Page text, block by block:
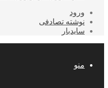
ورود
نوشته تصادفی
سایدبار
منو